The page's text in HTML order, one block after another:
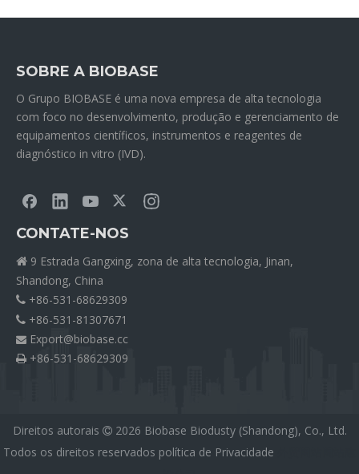
SOBRE A BIOBASE
O Grupo BIOBASE é uma nova empresa de alta tecnologia
com foco no desenvolvimento, produção e gerenciamento de
equipamentos científicos, instrumentos e reagentes de
diagnóstico in vitro (IVD).
CONTATE-NOS
 9 Estrada Gangxing, zona de alta tecnologia, Jinan,
Shandong, China
 +86-531-68629309
 +86-531-81307671
 Export@biobase.cc
 +86-531-68629309
Direitos autorais  2026 Biobase Biodusty (Shandong), Co., Ltd.
Todos os direitos reservados política de Privacidade